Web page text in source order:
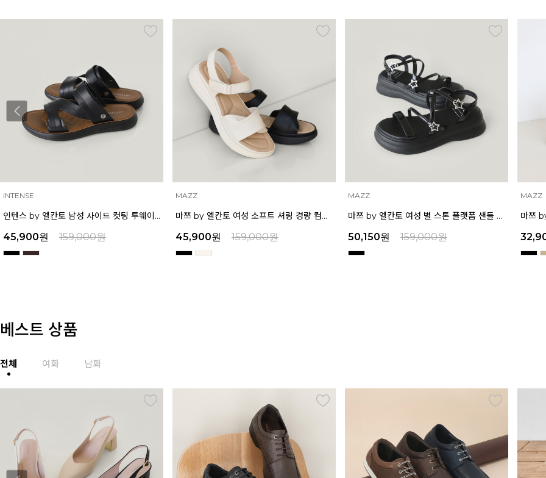
INTENSE
인텐스 by 엘칸토 남성 사이드 컷팅 투웨이 샌들 2.5cm LCMW49I626
45,900원 159,000원
MAZZ
마쯔 by 엘칸토 여성 소프트 셔링 경량 컴포트 샌들 3.5cm LCWW12M626
45,900원 159,000원
MAZZ
마쯔 by 엘칸토 여성 별 스톤 플랫폼 샌들 5cm LCWW26M626
50,150원 159,000원
MAZZ
베스트 상품
전체 여화 남화